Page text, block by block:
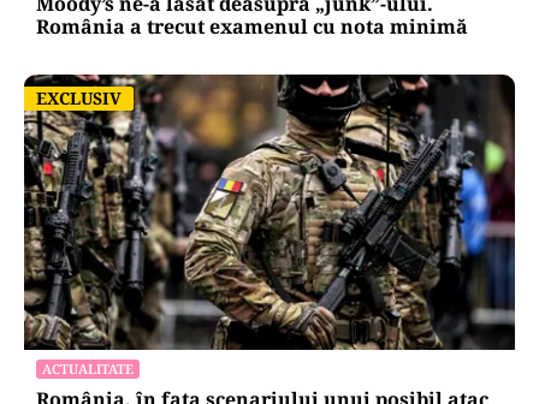
ECONOMIE
Moody’s ne-a lăsat deasupra „junk”-ului.
România a trecut examenul cu nota minimă